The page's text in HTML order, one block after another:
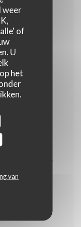
weer
of
U
het
van
et
au beurre
mimolette